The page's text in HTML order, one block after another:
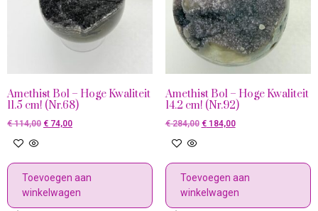
Amethist Bol – Hoge Kwaliteit
11.5 cm! (Nr.68)
€114,00 € 74,00
Toevoegen aan
winkelwagen
Amethist Bol – Hoge Kwaliteit
14.2 cm! (Nr.92)
€284,00 €184,00
Toevoegen aan
winkelwagen